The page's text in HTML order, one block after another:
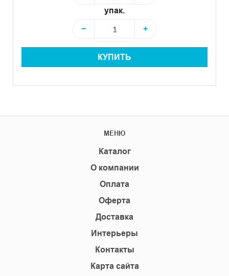
упак.
−
+
КУПИТЬ
МЕНЮ
Каталог
О компании
Оплата
Оферта
Доставка
Интерьеры
Контакты
Карта сайта